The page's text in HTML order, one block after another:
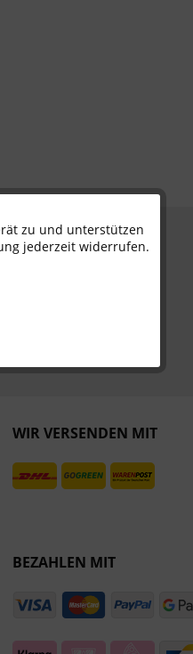
WIR VERSENDEN MIT
BEZAHLEN MIT
Aktiv
zu und unterstützen
jederzeit widerrufen.